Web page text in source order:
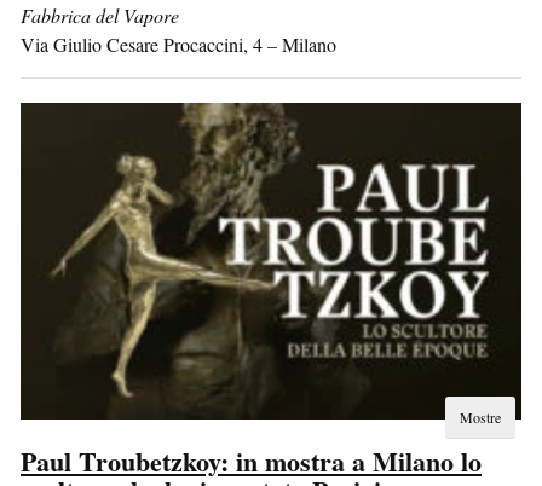
Fabbrica del Vapore
Via Giulio Cesare Procaccini, 4–Milano
Mostre
Paul Troubetzkoy: in mostra a Milano lo